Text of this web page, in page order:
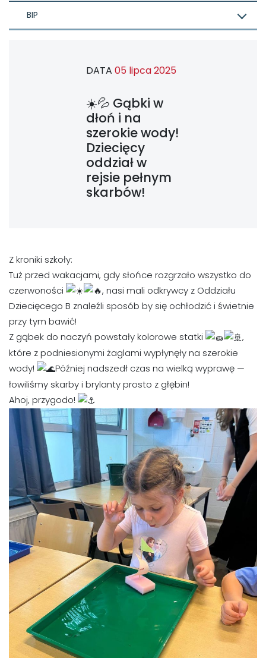
BIP
DATA 05 lipca 2025
☀️💦 Gąbki w
dłoń i na
szerokie wody!
Dziecięcy
oddział w
rejsie pełnym
skarbów!
Z kroniki szkoły:
Tuż przed wakacjami, gdy słońce rozgrzało wszystko do
czerwoności
, nasi mali odkrywcy z Oddziału
Dziecięcego B znaleźli sposób by się ochłodzić i świetnie
przy tym bawić!
Z gąbek do naczyń powstały kolorowe statki
,
które z podniesionymi żaglami wypłynęły na szerokie
wody!
Później nadszedł czas na wielką wyprawę —
łowiliśmy skarby i brylanty prosto z głębin!
Ahoj, przygodo!